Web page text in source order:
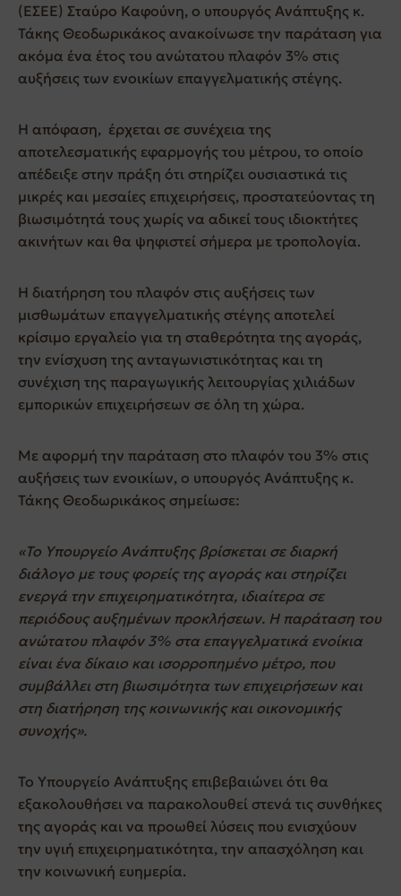
(ΕΣΕΕ) Σταύρο Καφούνη, ο υπουργός Ανάπτυξης κ.
Τάκης Θεοδωρικάκος ανακοίνωσε την παράταση για
ακόμα ένα έτος του ανώτατου πλαφόν 3% στις
αυξήσεις των ενοικίων επαγγελματικής στέγης.
Η απόφαση, έρχεται σε συνέχεια της
αποτελεσματικής εφαρμογής του μέτρου, το οποίο
απέδειξε στην πράξη ότι στηρίζει ουσιαστικά τις
μικρές και μεσαίες επιχειρήσεις, προστατεύοντας τη
βιωσιμότητά τους χωρίς να αδικεί τους ιδιοκτήτες
ακινήτων και θα ψηφιστεί σήμερα με τροπολογία.
H διατήρηση του πλαφόν στις αυξήσεις των
μισθωμάτων επαγγελματικής στέγης αποτελεί
κρίσιμο εργαλείο για τη σταθερότητα της αγοράς,
την ενίσχυση της ανταγωνιστικότητας και τη
συνέχιση της παραγωγικής λειτουργίας χιλιάδων
εμπορικών επιχειρήσεων σε όλη τη χώρα.
Mε αφορμή την παράταση στο πλαφόν του 3% στις
αυξήσεις των ενοικίων, ο υπουργός Ανάπτυξης κ.
Τάκης Θεοδωρικάκος σημείωσε:
«Το Υπουργείο Ανάπτυξης βρίσκεται σε διαρκή
διάλογο με τους φορείς της αγοράς και στηρίζει
ενεργά την επιχειρηματικότητα, ιδιαίτερα σε
περιόδους αυξημένων προκλήσεων. Η παράταση του
ανώτατου πλαφόν 3% στα επαγγελματικά ενοίκια
είναι ένα δίκαιο και ισορροπημένο μέτρο, που
συμβάλλει στη βιωσιμότητα των επιχειρήσεων και
στη διατήρηση της κοινωνικής και οικονομικής
συνοχής».
Το Υπουργείο Ανάπτυξης επιβεβαιώνει ότι θα
εξακολουθήσει να παρακολουθεί στενά τις συνθήκες
της αγοράς και να προωθεί λύσεις που ενισχύουν
την υγιή επιχειρηματικότητα, την απασχόληση και
την κοινωνική ευημερία.